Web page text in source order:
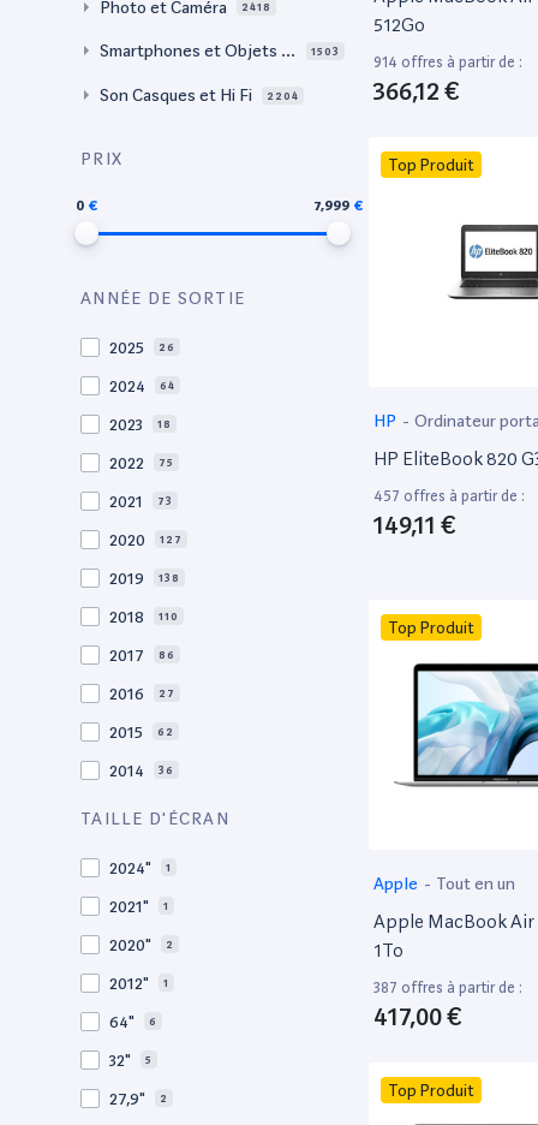
Photo et Caméra 2418
Smartphones et Objets c
1503
Son Casques et Hi Fi 2204
PRIX
0 7,999
ANNÉE DE SORTIE
2025 26
2024 64
2023 18
2022 75
2021 73
2020 127
2019 138
2018 110
2017 86
2016 27
2015 62
2014 36
2013
TAILLE D'ÉCRAN
2024" 1
2021" 1
2020" 2
2012" 1
64" 6
32" 5
27,9" 2
512Go
914 offres à partir de :
366,12 €
Top Produit
HP - Ordinateur
HP EliteBook 820
457 offres à partir de :
149,11 €
Top Produit
Apple - Tout en un
Apple MacBook Air
1To
387 offres à partir de :
417,00 €
Top Produit